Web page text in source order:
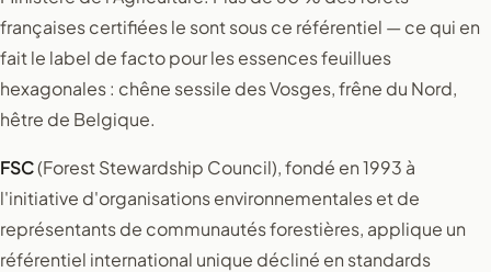
françaises certifiées le sont sous ce référentiel — ce qui en
fait le label de facto pour les essences feuillues
hexagonales : chêne sessile des Vosges, frêne du Nord,
hêtre de Belgique.
FSC(Forest Stewardship Council), fondé en 1993 à
l'initiative d'organisations environnementales et de
représentants de communautés forestières, applique un
référentiel international unique décliné en standards